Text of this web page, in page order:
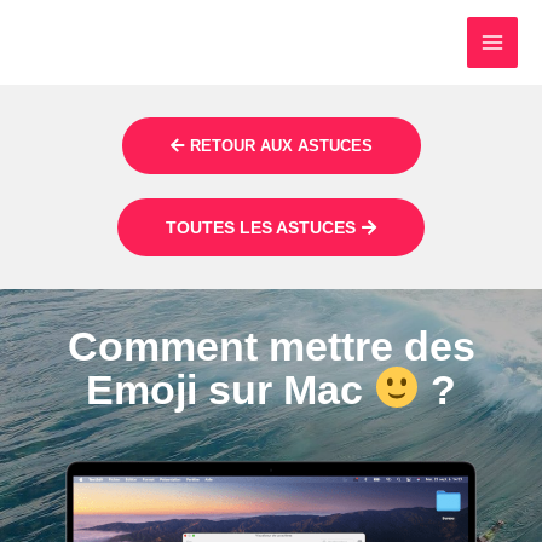
RETOUR AUX ASTUCES
TOUTES LES ASTUCES
Comment mettre des
Emoji sur Mac
?